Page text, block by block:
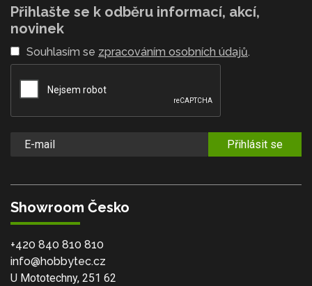
Přihlašte se k odběru informací, akcí,
novinek
Souhlasím se zpracováním osobních údajů.
Přihlásit se
Showroom Česko
+420 840 810 810
info@hobbytec.cz
U Mototechny, 251 62